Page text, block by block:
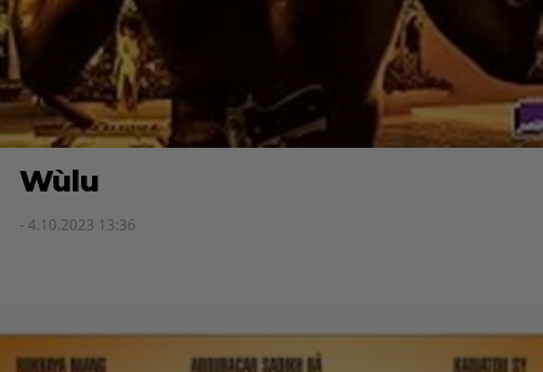
Wùlu
- 4.10.2023 13:36